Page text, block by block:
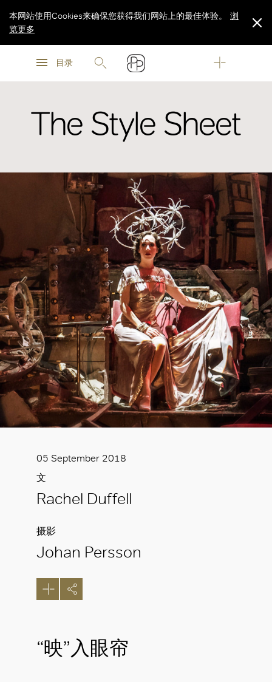
浏
目录
本网站使用Cookies来确保您获得我们网站上的最佳体验。
浏
览更多
The Style Sheet
05 September 2018
文
Rachel Duffell
摄影
Johan Persson
“映”入眼帘